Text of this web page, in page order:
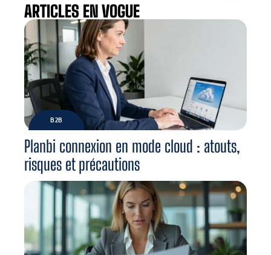
ARTICLES EN VOGUE
B2B
Planbi connexion en mode cloud : atouts,
risques et précautions